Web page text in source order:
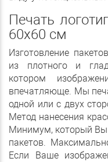
Печать
60х60 см
Изготовление
из плотного и
котором
впечатляюще. Мы
одной или с двух
Метод нанесения
Минимум, который Вы
пакетов.
Если Ваше